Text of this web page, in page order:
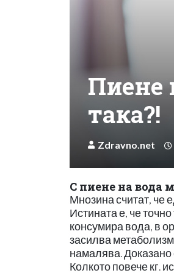
Пиене
така?!
Zdravno.net
С пиене на вода
Мнозина считат, че
Истината е, че
консумира вода, в
засилва
намалява. Доказано
Колкото повече кг.